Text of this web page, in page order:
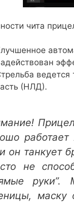
чита
(НЛД).
он танкует
не
руки”.